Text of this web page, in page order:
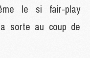
le si fair-play
sorte au coup de